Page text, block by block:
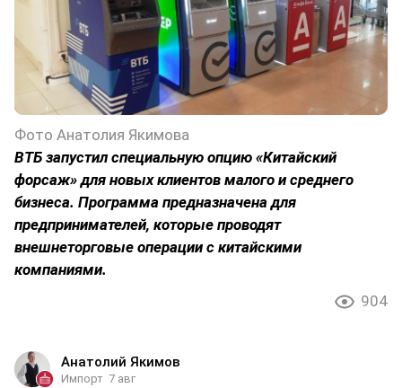
Фото Анатолия Якимова
ВТБ запустил специальную опцию «Китайский
форсаж» для новых клиентов малого и среднего
бизнеса. Программа предназначена для
предпринимателей, которые проводят
внешнеторговые операции с китайскими
компаниями.
904
Анатолий Якимов
Импорт 7 авг